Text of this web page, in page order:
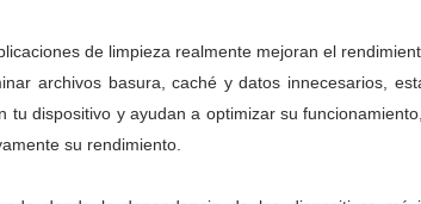
de limpieza realmente mejoran el
archivos basura, caché y datos innecesarios,
tu dispositivo y ayudan a optimizar su
su rendimiento.